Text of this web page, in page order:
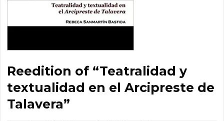
Reedition of “Teatralidad y
textualidad en el Arcipreste de
Talavera”